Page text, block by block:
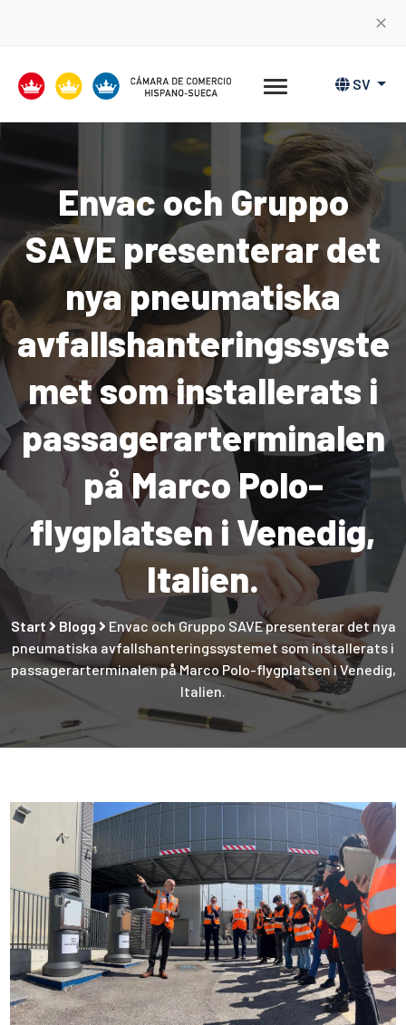
✕
SV
Envac och Gruppo
SAVE presenterar det
nya pneumatiska
avfallshanteringssyste
met som installerats i
passagerarterminalen
på Marco Polo-
flygplatsen i Venedig,
Italien.
Start Blogg
Envac och Gruppo SAVE presenterar det nya
pneumatiska avfallshanteringssystemet som installerats i
passagerarterminalen på Marco Polo-flygplatsen i Venedig,
Italien.